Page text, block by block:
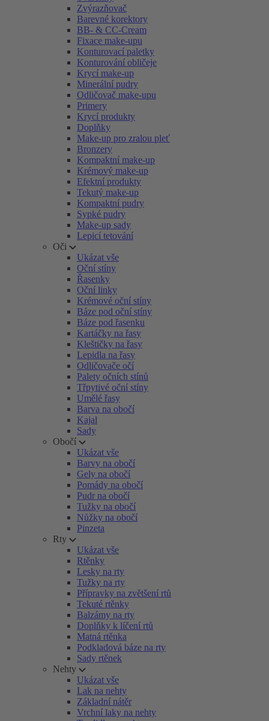
Zvýrazňovač
Barevné korektory
BB- & CC-Cream
Fixace make-upu
Konturovací paletky
Konturování obličeje
Krycí make-up
Minerální pudry
Odličovač make-upu
Primery
Krycí produkty
Doplňky
Make-up pro zralou pleť
Bronzery
Kompaktní make-up
Krémový make-up
Efektní produkty
Tekutý make-up
Kompaktní pudry
Sypké pudry
Make-up sady
Lepicí tetování
Oči
Ukázat vše
Oční stíny
Řasenky
Oční linky
Krémové oční stíny
Báze pod oční stíny
Báze pod řasenku
Kartáčky na řasy
Kleštičky na řasy
Lepidla na řasy
Odličovače očí
Palety očních stínů
Třpytivé oční stíny
Umělé řasy
Barva na obočí
Kajal
Sady
Obočí
Ukázat vše
Barvy na obočí
Gely na obočí
Pomády na obočí
Pudr na obočí
Tužky na obočí
Nůžky na obočí
Pinzeta
Rty
Ukázat vše
Rtěnky
Lesky na rty
Tužky na rty
Přípravky na zvětšení rtů
Tekuté rtěnky
Balzámy na rty
Doplňky k líčení rtů
Matná rtěnka
Podkladová báze na rty
Sady rtěnek
Nehty
Ukázat vše
Lak na nehty
Základní nátěr
Vrchní laky na nehty